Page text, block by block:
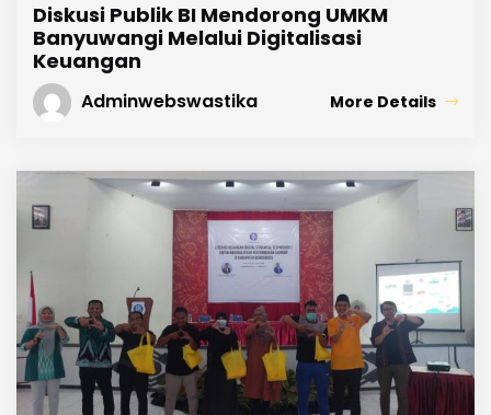
Diskusi Publik BI Mendorong UMKM
Banyuwangi Melalui Digitalisasi
Keuangan
Adminwebswastika More Details